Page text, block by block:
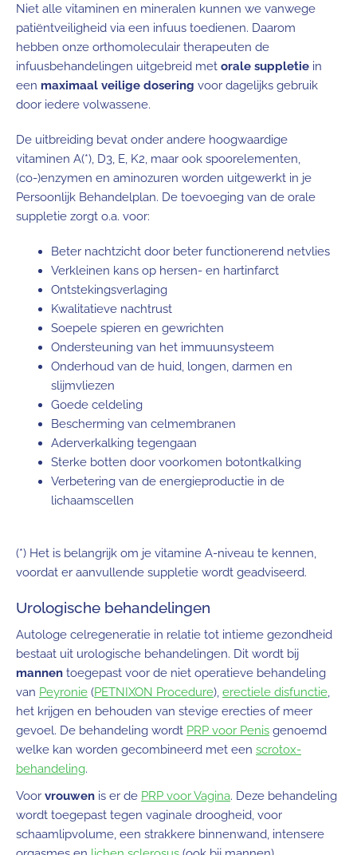
Niet alle vitaminen en mineralen kunnen we vanwege
patiëntveiligheid via een infuus toedienen. Daarom
hebben onze orthomoleculair therapeuten de
infuusbehandelingen uitgebreid met orale suppletie in
een maximaal veilige dosering voor dagelijks gebruik
door iedere volwassene.
De uitbreiding bevat onder andere hoogwaardige
vitaminen A(*), D3, E, K2, maar ook spoorelementen,
(co-)enzymen en aminozuren worden uitgewerkt in je
Persoonlijk Behandelplan. De toevoeging van de orale
suppletie zorgt o.a. voor:
Beter nachtzicht door beter functionerend netvlies
Verkleinen kans op hersen- en hartinfarct
Ontstekingsverlaging
Kwalitatieve nachtrust
Soepele spieren en gewrichten
Ondersteuning van het immuunsysteem
Onderhoud van de huid, longen, darmen en
slijmvliezen
Goede celdeling
Bescherming van celmembranen
Aderverkalking tegengaan
Sterke botten door voorkomen botontkalking
Verbetering van de energieproductie in de
lichaamscellen
(*) Het is belangrijk om je vitamine A-niveau te kennen,
voordat er aanvullende suppletie wordt geadviseerd.
Urologische behandelingen
Autologe celregeneratie in relatie tot intieme gezondheid
bestaat uit urologische behandelingen. Dit wordt bij
mannen toegepast voor de niet operatieve behandeling
van Peyronie (PETNIXON Procedure), erectiele disfunctie,
het krijgen en behouden van stevige erecties of meer
gevoel. De behandeling wordt PRP voor Penis genoemd
welke kan worden gecombineerd met een scrotox-
behandeling.
Voor vrouwen is er de PRP voor Vagina. Deze behandeling
wordt toegepast tegen vaginale droogheid, voor
schaamlipvolume, een strakkere binnenwand, intensere